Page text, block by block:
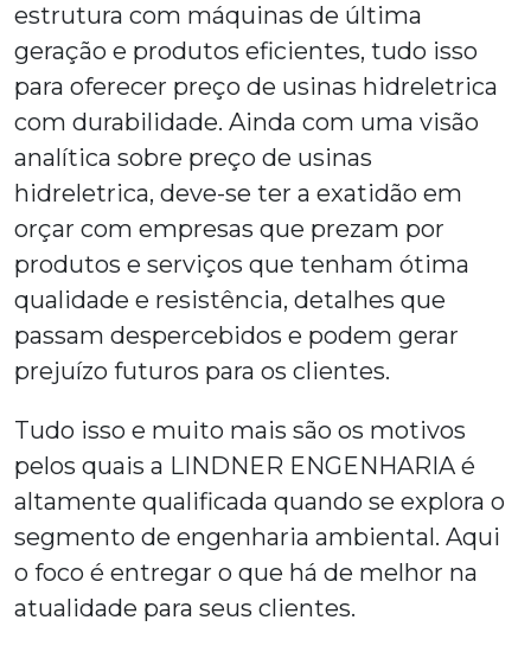
estrutura com máquinas de última
geração e produtos eficientes, tudo isso
para oferecer preço de usinas hidreletrica
com durabilidade. Ainda com uma visão
analítica sobre preço de usinas
hidreletrica, deve-se ter a exatidão em
orçar com empresas que prezam por
produtos e serviços que tenham ótima
qualidade e resistência, detalhes que
passam despercebidos e podem gerar
prejuízo futuros para os clientes.
Tudo isso e muito mais são os motivos
pelos quais a LINDNER ENGENHARIA é
altamente qualificada quando se explora o
segmento de engenharia ambiental. Aqui
o foco é entregar o que há de melhor na
atualidade para seus clientes.